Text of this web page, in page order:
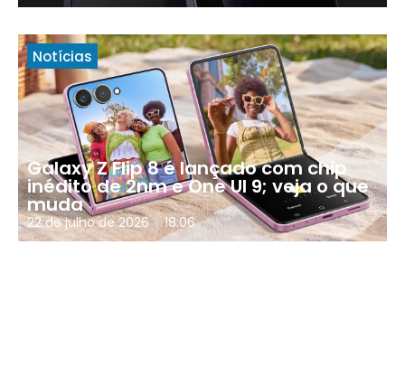
Notícias
Galaxy Z Flip 8 é lançado com chip
inédito de 2nm e One UI 9; veja o que
muda
22 de julho de 2026 18:06